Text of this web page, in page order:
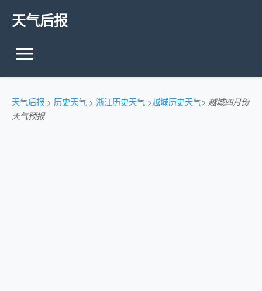
天气后报
天气后报 > 历史天气 > 浙江历史天气 >越城历史天气> 越城四月份
天气预报